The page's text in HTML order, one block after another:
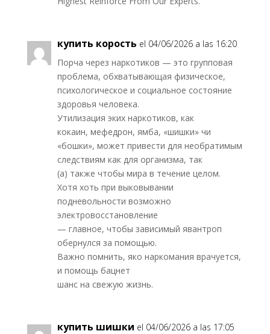
купить корость el 04/06/2026 a las 16:20
Порча через наркотиков — это групповая
проблема, обхватывающая физическое,
психологическое и социальное состояние
здоровья человека.
Утилизация эких наркотиков, как
кокаин, мефедрон, ямба, «шишки» чи
«бошки», может привести для необратимым
следствиям как для организма, так
(а) также чтобы мира в течение целом.
Хотя хоть при выковывании
подневольности возможно
электровосстановление
— главное, чтобы зависимый явантроп
обернулся за помощью.
Важно помнить, яко наркомания врачуется,
и помощь бацнет
шанс на свежую жизнь.
купить шишки el 04/06/2026 a las 17:05